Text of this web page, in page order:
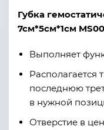
Губка
7см*5см*1см
Выполняет
Располагается
последнюю
в нужной
Отверстие в